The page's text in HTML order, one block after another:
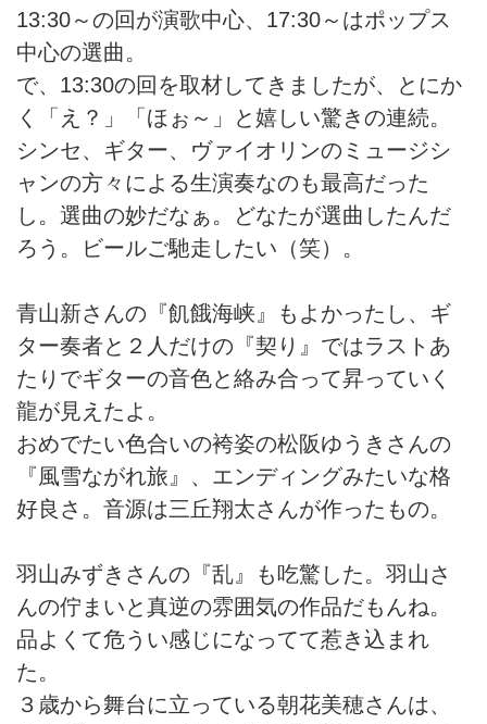
13:30～の回が演歌中心、17:30～はポップス
中心の選曲。
で、13:30の回を取材してきましたが、とにか
く「え？」「ほぉ～」と嬉しい驚きの連続。
シンセ、ギター、ヴァイオリンのミュージシ
ャンの方々による生演奏なのも最高だった
し。選曲の妙だなぁ。どなたが選曲したんだ
ろう。ビールご馳走したい（笑）。
青山新さんの『飢餓海峡』もよかったし、ギ
ター奏者と２人だけの『契り』ではラストあ
たりでギターの音色と絡み合って昇っていく
龍が見えたよ。
おめでたい色合いの袴姿の松阪ゆうきさんの
『風雪ながれ旅』、エンディングみたいな格
好良さ。音源は三丘翔太さんが作ったもの。
羽山みずきさんの『乱』も吃驚した。羽山さ
んの佇まいと真逆の雰囲気の作品だもんね。
品よくて危うい感じになってて惹き込まれ
た。
３歳から舞台に立っている朝花美穂さんは、